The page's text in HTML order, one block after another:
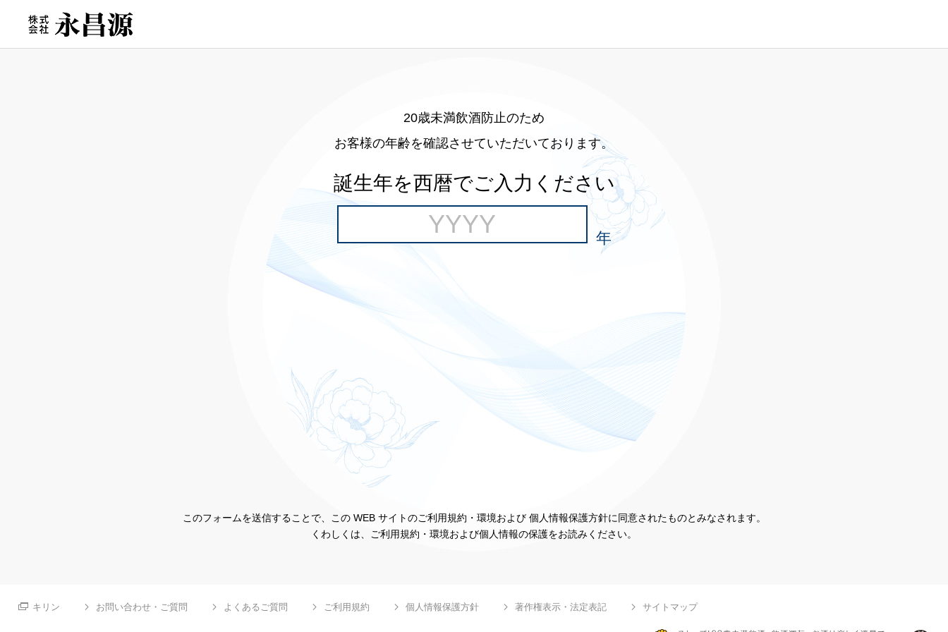
20歳未満飲酒防止のため
お客様の年齢を確認させていただいております。
誕生年を西暦でご入力ください
年
このフォームを送信することで、この WEB サイトのご利用規約・環境および 個人情報保護方針に同意されたものとみなされます。
くわしくは、ご利用規約・環境および個人情報の保護をお読みください。
キリン お問い合わせ・ご質問 よくあるご質問 ご利用規約 個人情報保護方針 著作権表示・法定表記 サイトマップ